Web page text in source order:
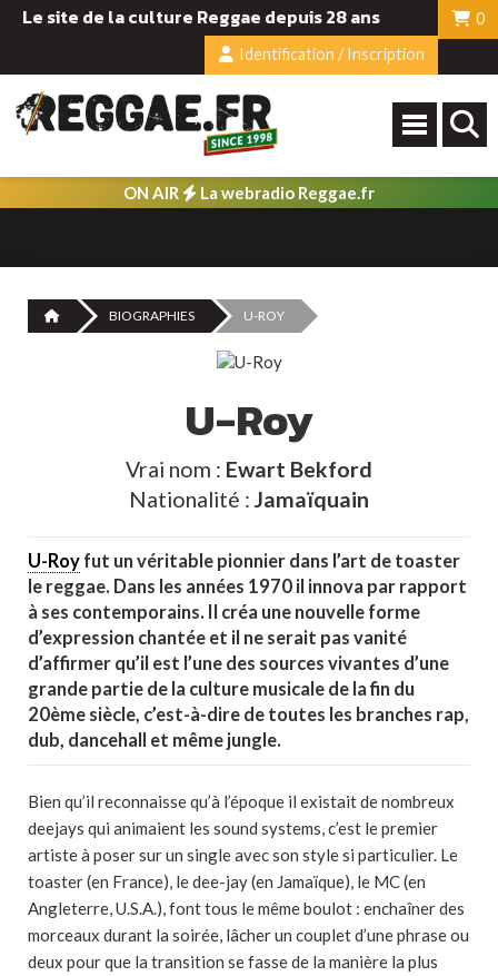
Le site de la culture Reggae depuis 28 ans
0
Identification / Inscription
ON AIR La webradio Reggae.fr
BIOGRAPHIES U-ROY
U-Roy
Vrai nom : Ewart Bekford
Nationalité : Jamaïquain
U-Roy fut un véritable pionnier dans l’art de toaster
le reggae. Dans les années 1970 il innova par rapport
à ses contemporains. Il créa une nouvelle forme
d’expression chantée et il ne serait pas vanité
d’affirmer qu’il est l’une des sources vivantes d’une
grande partie de la culture musicale de la fin du
20ème siècle, c’est-à-dire de toutes les branches rap,
dub, dancehall et même jungle.
Bien qu’il reconnaisse qu’à l’époque il existait de nombreux
deejays qui animaient les sound systems, c’est le premier
artiste à poser sur un single avec son style si particulier. Le
toaster (en France), le dee-jay (en Jamaïque), le MC (en
Angleterre, U.S.A.), font tous le même boulot : enchaîner des
morceaux durant la soirée, lâcher un couplet d’une phrase ou
deux pour que la transition se fasse de la manière la plus